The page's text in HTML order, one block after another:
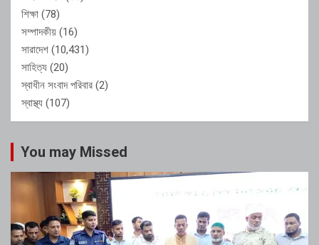
শিক্ষা (78)
সম্পাদকীয় (16)
সারাদেশ (10,431)
সাহিত্য (20)
স্বাধীন সংবাদ পরিবার (2)
স্বাস্থ্য (107)
You may Missed